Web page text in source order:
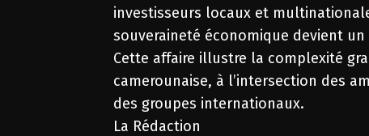
investisseurs locaux et
souveraineté économique devient
Cette affaire illustre la complexité
camerounaise, à l’intersection des
des groupes internationaux.
La Rédaction